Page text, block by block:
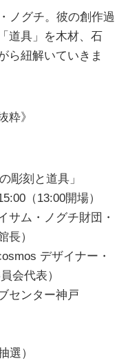
ノグチ。彼の創作過
道具」を木材、石
ら紐解いていきま
粋》
彫刻と道具」
（13:00開場）
サム・ノグチ財団・
長）
デザイナー・
会代表）
センター神戸
選）